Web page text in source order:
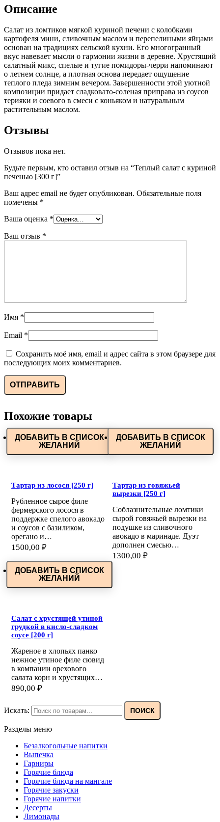
Описание
Салат из ломтиков мягкой куриной печени с колобками
картофеля мини, сливочным маслом и перепелиными яйцами
основан на традициях сельской кухни. Его многогранный
вкус навевает мысли о гармонии жизни в деревне. Хрустящий
салатный микс, спелые и тугие помидоры-черри напоминают
о летнем солнце, а плотная основа передает ощущение
теплого пледа зимним вечером. Завершенности этой уютной
композиции придает сладковато-соленая приправа из соусов
терияки и соевого в смеси с коньяком и натуральным
растительным маслом.
Отзывы
Отзывов пока нет.
Будьте первым, кто оставил отзыв на “Теплый салат с куриной
печенью [300 г]”
Ваш адрес email не будет опубликован. Обязательные поля
помечены *
Ваша оценка *
Ваш отзыв *
Имя *
Email *
Сохранить моё имя, email и адрес сайта в этом браузере для
последующих моих комментариев.
Похожие товары
ДОБАВИТЬ В СПИСОК
ЖЕЛАНИЙ
Тартар из лосося [250 г]
Рубленное сырое филе
фермерского лосося в
поддержке спелого авокадо
и соусов с базиликом,
орегано и…
1500,00 ₽
ДОБАВИТЬ В СПИСОК
ЖЕЛАНИЙ
Тартар из говяжьей
вырезки [250 г]
Соблазнительные ломтики
сырой говяжьей вырезки на
подушке из сливочного
авокадо в маринаде. Дуэт
дополнен смесью…
1300,00 ₽
ДОБАВИТЬ В СПИСОК
ЖЕЛАНИЙ
Салат с хрустящей утиной
грудкой в кисло-сладком
соусе [200 г]
Жареное в хлопьях панко
нежное утиное филе сювид
в компании орехового
салата корн и хрустящих…
890,00 ₽
Искать: ПОИСК
Разделы меню
Безалкогольные напитки
Выпечка
Гарниры
Горячие блюда
Горячие блюда на мангале
Горячие закуски
Горячие напитки
Десерты
Лимонады